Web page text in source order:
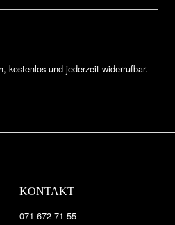
kostenlos und jederzeit widerrufbar.
KONTAKT
071 672 71 55